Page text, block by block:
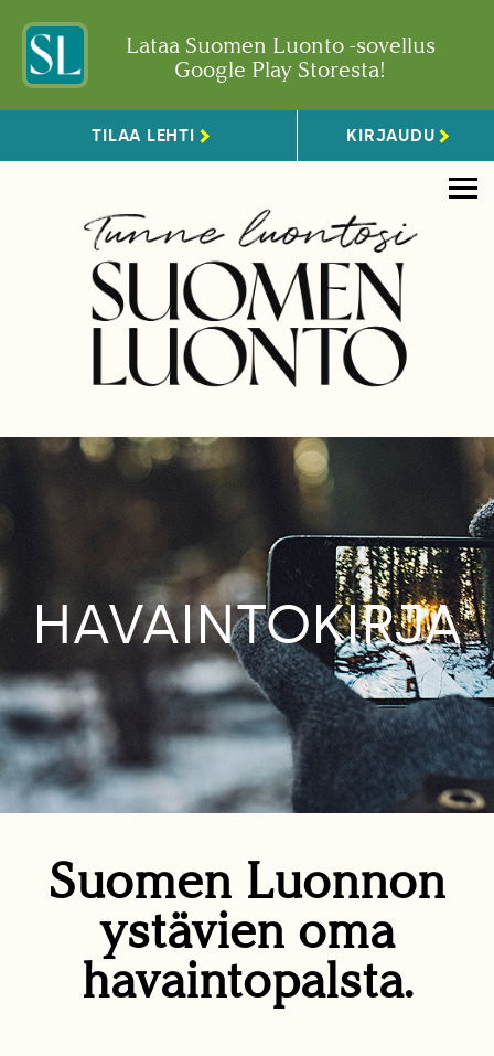
Lataa Suomen Luonto -sovellus
Google Play Storesta!
TILAA LEHTI KIRJAUDU
HAVAINTOKIRJA
Suomen Luonnon
ystävien oma
havaintopalsta.